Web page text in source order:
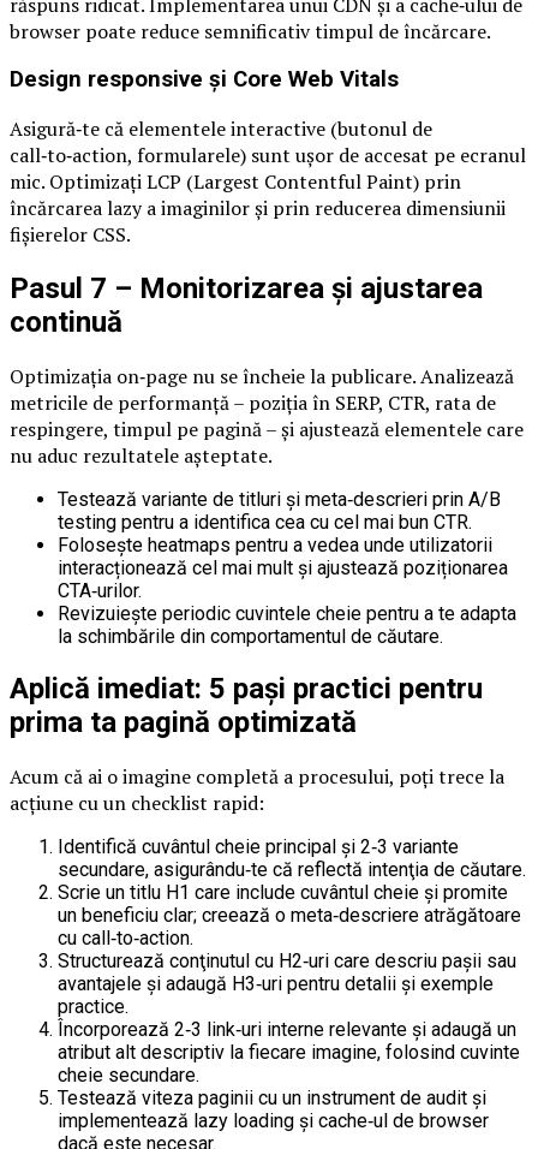
browser poate reduce semnificativ timpul de încărcare.
Design responsive și Core Web Vitals
Asigură‑te că elementele interactive (butonul de
call‑to‑action, formularele) sunt ușor de accesat pe ecranul
mic. Optimizaţi LCP (Largest Contentful Paint) prin
încărcarea lazy a imaginilor și prin reducerea dimensiunii
fișierelor CSS.
Pasul 7 – Monitorizarea și ajustarea
continuă
Optimizaţia on‑page nu se încheie la publicare. Analizează
metricile de performanță – poziţia în SERP, CTR, rata de
respingere, timpul pe pagină – și ajustează elementele care
nu aduc rezultatele așteptate.
Testează variante de titluri și meta‑descrieri prin A/B
testing pentru a identifica cea cu cel mai bun CTR.
Foloseşte heatmaps pentru a vedea unde utilizatorii
interacționează cel mai mult și ajustează poziționarea
CTA‑urilor.
Revizuiește periodic cuvintele cheie pentru a te adapta
la schimbările din comportamentul de căutare.
Aplică imediat: 5 paşi practici pentru
prima ta pagină optimizată
Acum că ai o imagine completă a procesului, poţi trece la
acţiune cu un checklist rapid:
Identifică cuvântul cheie principal și 2‑3 variante
secundare, asigurându‑te că reflectă intenţia de căutare.
Scrie un titlu H1 care include cuvântul cheie și promite
un beneficiu clar; creează o meta‑descriere atrăgătoare
cu call‑to‑action.
Structurează conţinutul cu H2‑uri care descriu pașii sau
avantajele și adaugă H3‑uri pentru detalii și exemple
practice.
Încorporează 2‑3 link‑uri interne relevante și adaugă un
atribut alt descriptiv la fiecare imagine, folosind cuvinte
cheie secundare.
Testează viteza paginii cu un instrument de audit și
implementează lazy loading și cache‑ul de browser
dacă este necesar.